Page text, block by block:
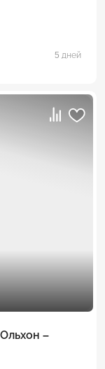
5 дней
–